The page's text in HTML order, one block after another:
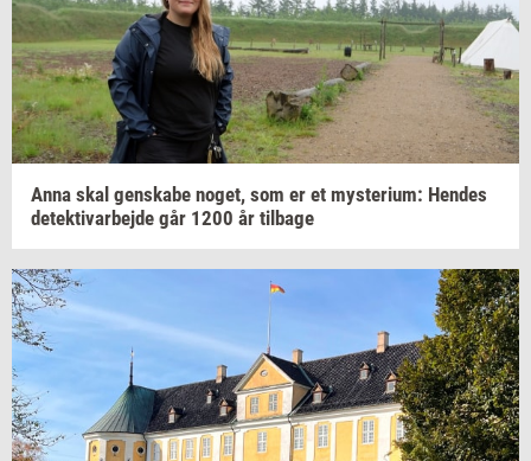
Anna skal gen­ska­be noget, som er et myste­ri­um: Hen­des
de­tek­ti­v­ar­bej­de går 1200 år til­ba­ge